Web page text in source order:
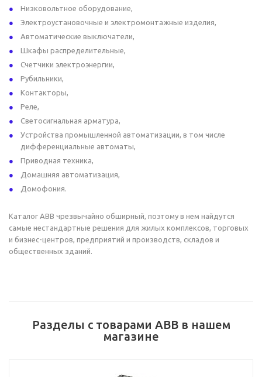
Низковольтное оборудование,
Электроустановочные и электромонтажные изделия,
Автоматические выключатели,
Шкафы распределительные,
Счетчики электроэнергии,
Рубильники,
Контакторы,
Реле,
Светосигнальная арматура,
Устройства промышленной автоматизации, в том числе
дифференциальные автоматы,
Приводная техника,
Домашняя автоматизация,
Домофония.
Каталог ABB чрезвычайно обширный, поэтому в нем найдутся
самые нестандартные решения для жилых комплексов, торговых
и бизнес-центров, предприятий и производств, складов и
общественных зданий.
Разделы с товарами ABB в нашем
магазине